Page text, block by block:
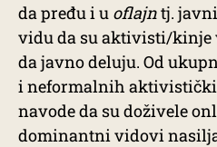
da pređu i u oflajntj.
vidu da su aktivisti/kinje
da javno deluju. Od
i neformalnih
navode da su doživele
dominantni vidovi